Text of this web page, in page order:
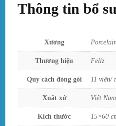
Thông tin bổ
Xương
Thương hiệu Feliz
Quy cách đóng gói 11 viên/
Xuất xứ Việt Nam
Kích thước 15×60